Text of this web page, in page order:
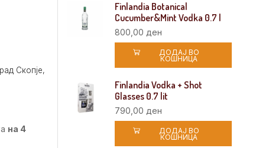
Скопје,
на 4
Finlandia Botanical
Cucumber&Mint Vodka 0.7 l
800,00 ден
ДОДАЈ ВО
КОШНИЦА
Finlandia Vodka + Shot
Glasses 0.7 lit
790,00 ден
ДОДАЈ ВО
КОШНИЦА